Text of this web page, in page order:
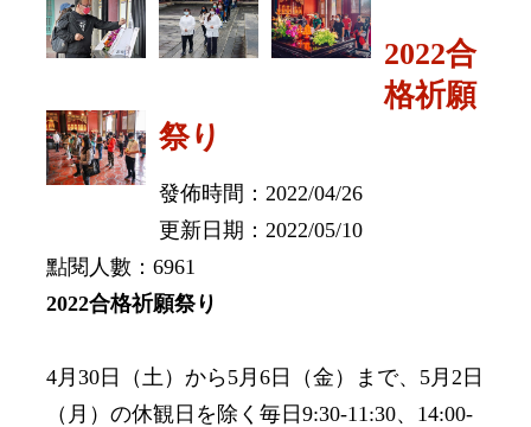
2022合
格祈願
祭り
發佈時間：2022/04/26
更新日期：2022/05/10
點閱人數：6961
2022合格祈願祭 り
4月30日（土）から5月6日（金）まで、5月2日
（月）の休観日を除く毎日9:30-11:30、14:00-